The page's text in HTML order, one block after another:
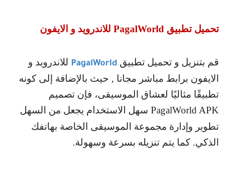
تحميل تطبيق PagalWorld للاندرويد و الايفون
قم بتنزيل و تحميل تطبيق PagalWorld للاندرويد و
الايفون برابط مباشر مجانا , حيث بالإضافة إلى كونه
تطبيقًا مثاليًا لعشاق الموسيقى، فإن تصميم
PagalWorld APK سهل الاستخدام يجعل من السهل
تطوير وإدارة مجموعة الموسيقى الخاصة بهاتفك
الذكي. كما يتم تنزيله بسرعة وسهولة.